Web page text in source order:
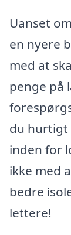
Uanset
en nyere
med at
penge på
du hurtigt
inden for
ikke med
bedre
lettere!